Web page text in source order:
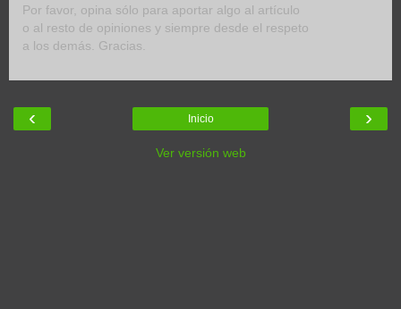
Por favor, opina sólo para aportar algo al artículo
o al resto de opiniones y siempre desde el respeto
a los demás. Gracias.
‹ ›
Inicio
Ver versión web